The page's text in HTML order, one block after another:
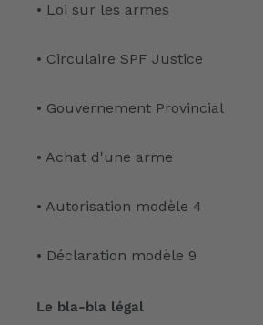
• Loi sur les armes
• Circulaire SPF Justice
• Gouvernement Provincial
• Achat d'une arme
• Autorisation modèle 4
• Déclaration modèle 9
Le bla-bla légal